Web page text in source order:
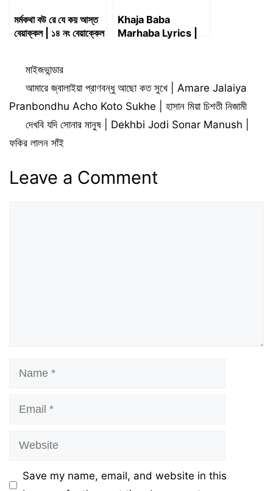
মর্মকথা বউ রে যে কয় আস্ত
বেয়াক্কল | ১৪ নং বেয়াক্কেল
Beyakkol | 14 No
Beyakkol
Khaja Baba
Marhaba Lyrics |
Categories
মাইজভান্ডার
আমারে জ্বালাইয়া প্রাণবন্ধু আছো কত সুখে | Amare Jalaiya
Pranbondhu Acho Koto Sukhe | হাসান মিয়া চিশতী নিজামী
দেখবি যদি সোনার মানুষ | Dekhbi Jodi Sonar Manush |
ফকির লালন সাঁই
Leave a Comment
Name
Email
Website
Save my name, email, and website in this